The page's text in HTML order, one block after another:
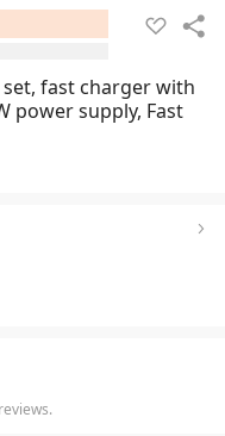
set, fast charger with
power supply, Fast